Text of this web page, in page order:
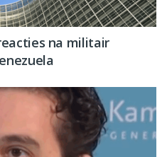
na militair